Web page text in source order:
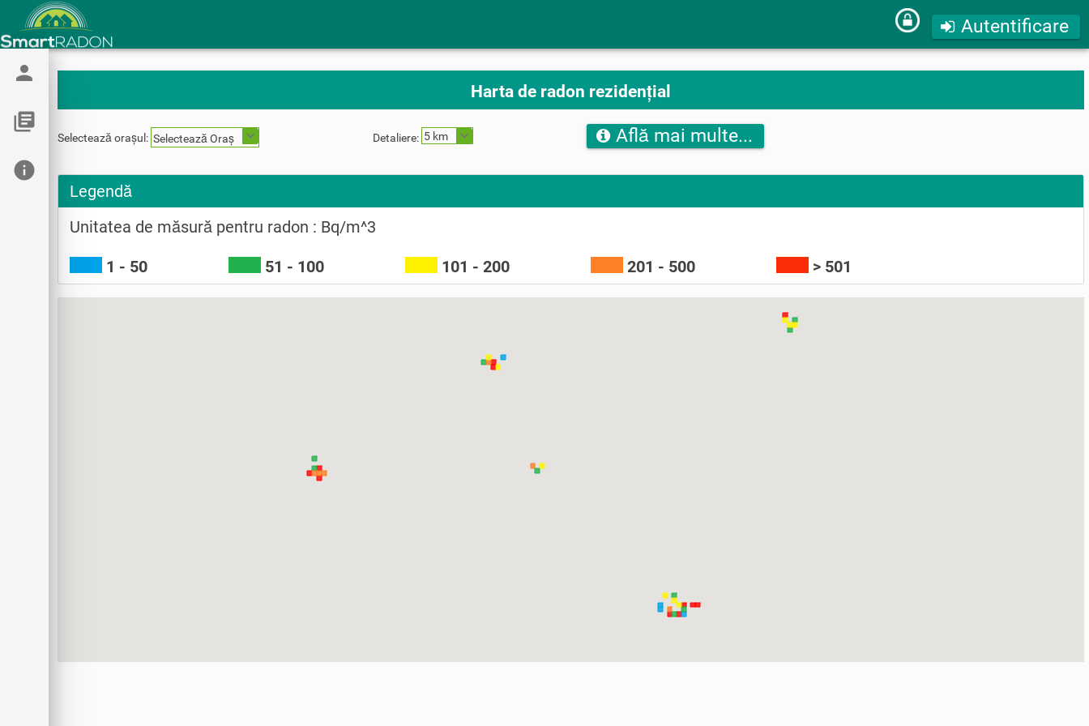
Autentificare
person
library_books
info
Harta de radon rezidențial
Selectează orașul: Selectează Oraș Detaliere: 5 km Află mai multe...
Legendă
Unitatea de măsură pentru radon : Bq/m^3
1 - 50 51 - 100 101 - 200 201 - 500 > 501